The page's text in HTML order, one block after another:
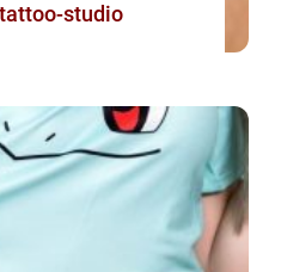
studio